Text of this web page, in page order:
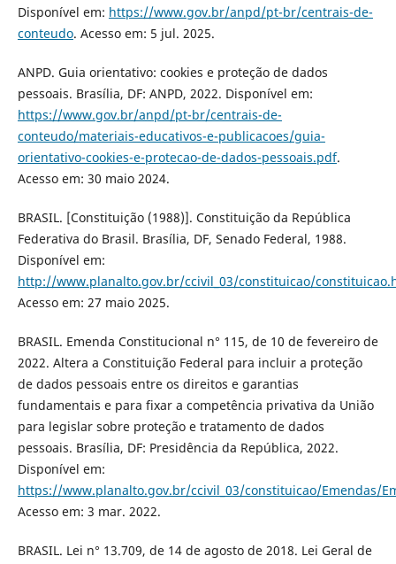
Disponível em: https://www.gov.br/anpd/pt-br/centrais-de-
conteudo. Acesso em: 5 jul. 2025.
ANPD. Guia orientativo: cookies e proteção de dados
pessoais. Brasília, DF: ANPD, 2022. Disponível em:
https://www.gov.br/anpd/pt-br/centrais-de-
conteudo/materiais-educativos-e-publicacoes/guia-
orientativo-cookies-e-protecao-de-dados-pessoais.pdf.
Acesso em: 30 maio 2024.
BRASIL. [Constituição (1988)]. Constituição da República
Federativa do Brasil. Brasília, DF, Senado Federal, 1988.
Disponível em:
http://www.planalto.gov.br/ccivil_03/constituicao/
Acesso em: 27 maio 2025.
BRASIL. Emenda Constitucional n° 115, de 10 de fevereiro de
2022. Altera a Constituição Federal para incluir a proteção
de dados pessoais entre os direitos e garantias
fundamentais e para fixar a competência privativa da União
para legislar sobre proteção e tratamento de dados
pessoais. Brasília, DF: Presidência da República, 2022.
Disponível em:
https://www.planalto.gov.br/ccivil_03/constituicao/Emendas/
Acesso em: 3 mar. 2022.
BRASIL. Lei n° 13.709, de 14 de agosto de 2018. Lei Geral de